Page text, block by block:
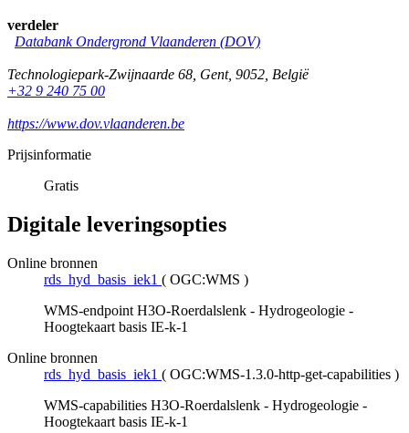
verdeler
Databank Ondergrond Vlaanderen (DOV)
Technologiepark-Zwijnaarde 68, Gent, 9052, België
+32 9 240 75 00
https://www.dov.vlaanderen.be
Prijsinformatie
Gratis
Digitale leveringsopties
Online bronnen
rds_hyd_basis_iek1 ( OGC:WMS )
WMS-endpoint H3O-Roerdalslenk - Hydrogeologie -
Hoogtekaart basis IE-k-1
Online bronnen
rds_hyd_basis_iek1 ( OGC:WMS-1.3.0-http-get-capabilities )
WMS-capabilities H3O-Roerdalslenk - Hydrogeologie -
Hoogtekaart basis IE-k-1